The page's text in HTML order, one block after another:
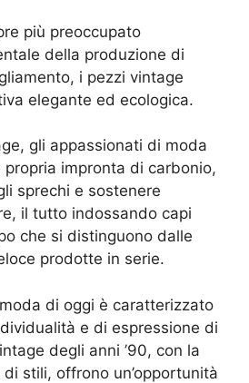
più preoccupato
della produzione di
i pezzi vintage
elegante ed ecologica.
gli appassionati di moda
propria impronta di carbonio,
sprechi e sostenere
il tutto indossando capi
che si distinguono dalle
prodotte in serie.
di oggi è caratterizzato
e di espressione di
degli anni ’90, con la
stili, offrono un’opportunità